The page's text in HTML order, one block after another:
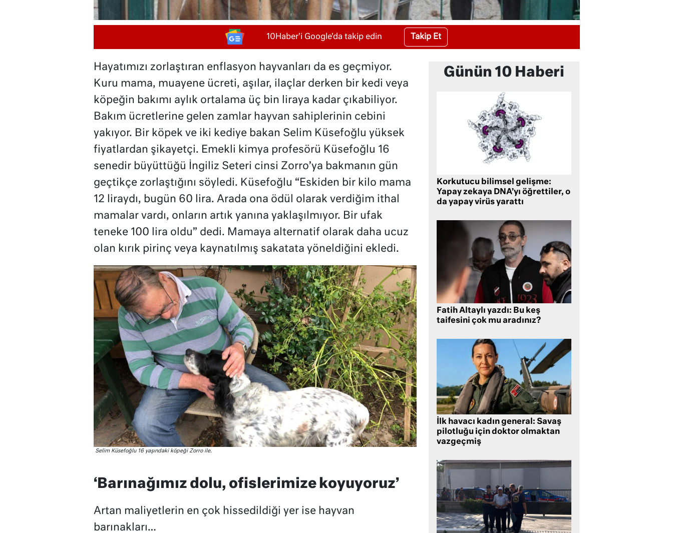
10Haber'i Google'da takip edin Takip Et
Hayatımızı zorlaştıran enflasyon hayvanları da es geçmiyor.
Kuru mama, muayene ücreti, aşılar, ilaçlar derken bir kedi veya
köpeğin bakımı aylık ortalama üç bin liraya kadar çıkabiliyor.
Bakım ücretlerine gelen zamlar hayvan sahiplerinin cebini
yakıyor. Bir köpek ve iki kediye bakan Selim Küsefoğlu yüksek
fiyatlardan şikayetçi. Emekli kimya profesörü Küsefoğlu 16
senedir büyüttüğü İngiliz Seteri cinsi Zorro’ya bakmanın gün
geçtikçe zorlaştığını söyledi. Küsefoğlu “Eskiden bir kilo mama
12 liraydı, bugün 60 lira. Arada ona ödül olarak verdiğim ithal
mamalar vardı, onların artık yanına yaklaşılmıyor. Bir ufak
teneke 100 lira oldu” dedi. Mamaya alternatif olarak daha ucuz
olan kırık pirinç veya kaynatılmış sakatata yöneldiğini ekledi.
Selim Küsefoğlu 16 yaşındaki köpeği Zorro ile.
‘Barınağımız dolu, ofislerimize koyuyoruz’
Artan maliyetlerin en çok hissedildiği yer ise hayvan
barınakları…
Günün 10 Haberi
Korkutucu bilimsel gelişme:
Yapay zekaya DNA’yı öğrettiler, o
da yapay virüs yarattı
Fatih Altaylı yazdı: Bu keş
taifesini çok mu aradınız?
İlk havacı kadın general: Savaş
pilotluğu için doktor olmaktan
vazgeçmiş